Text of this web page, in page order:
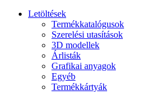
Letöltések
Termékkatalógusok
Szerelési utasítások
3D modellek
Árlisták
Grafikai anyagok
Egyéb
Termékkártyák